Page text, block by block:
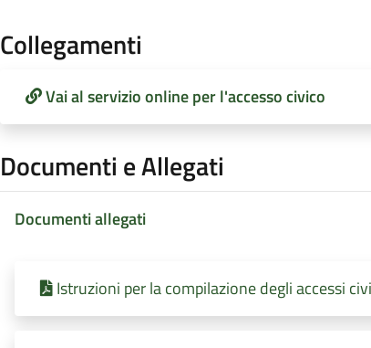
Collegamenti
Vai al servizio online per l'accesso civico
Documenti e Allegati
Documenti allegati
Istruzioni per la compilazione degli accessi